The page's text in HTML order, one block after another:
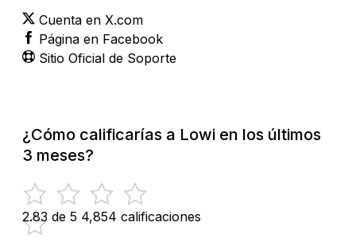
Cuenta en X.com
Página en Facebook
Sitio Oficial de Soporte
¿Cómo calificarías a Lowi en los últimos
3 meses?
2.83 de 5 4,854 calificaciones